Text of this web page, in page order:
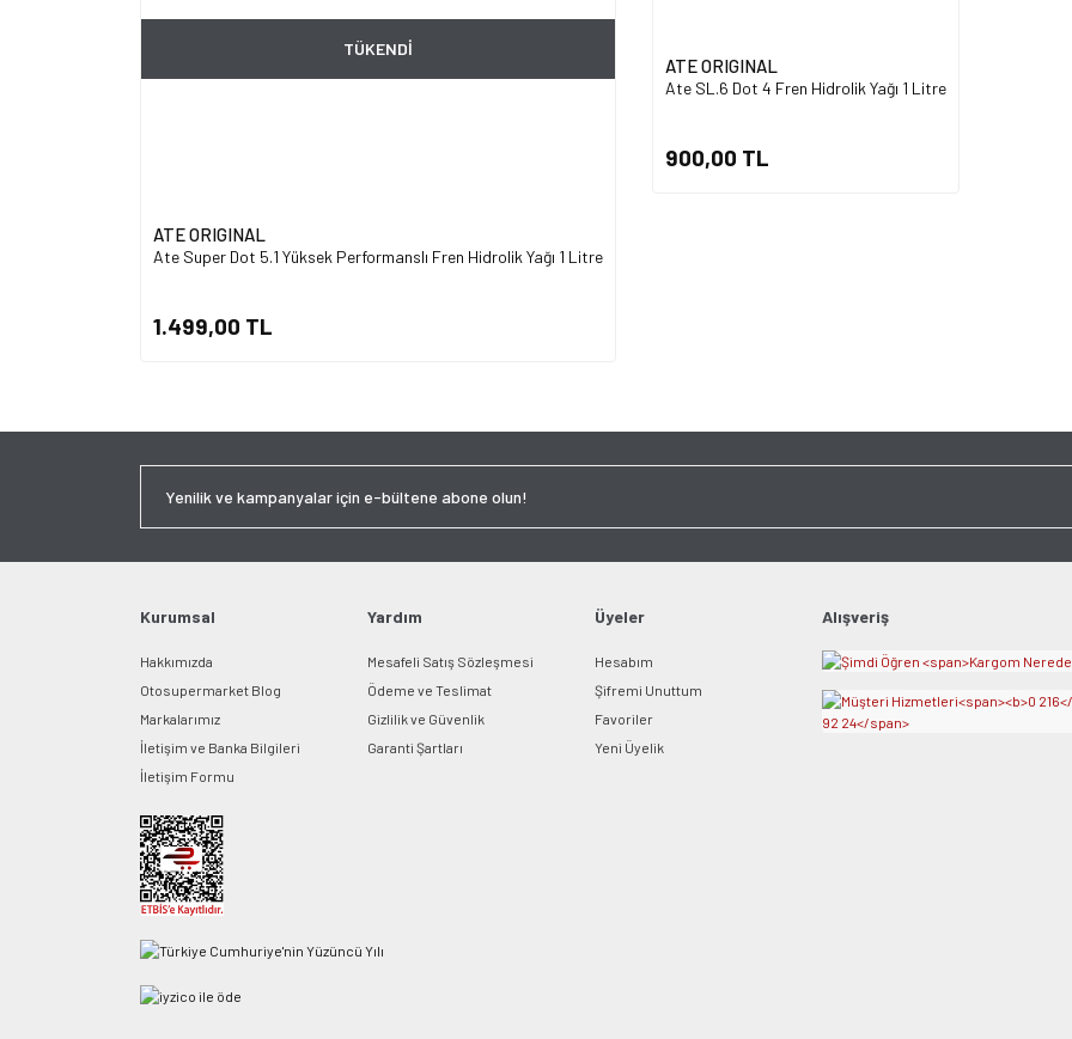
TÜKENDİ
ATE ORIGINAL
Ate Super Dot 5.1 Yüksek Performanslı Fren Hidrolik Yağı 1 Litre
1.499,00 TL
ATE ORIGINAL
Ate SL.6 Dot 4 Fren Hidrolik Yağı 1 Litre
900,00 TL
Kurumsal
Hakkımızda
Otosupermarket Blog
Markalarımız
İletişim ve Banka Bilgileri
İletişim Formu
Yardım
Mesafeli Satış Sözleşmesi
Ödeme ve Teslimat
Gizlilik ve Güvenlik
Garanti Şartları
Üyeler
Hesabım
Şifremi Unuttum
Favoriler
Yeni Üyelik
Alışveriş